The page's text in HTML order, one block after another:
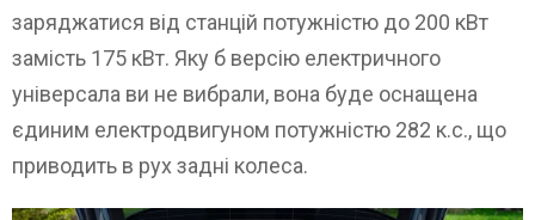
заряджатися від станцій потужністю до 200 кВт
замість 175 кВт. Яку б версію електричного
універсала ви не вибрали, вона буде оснащена
єдиним електродвигуном потужністю 282 к.с., що
приводить в рух задні колеса.